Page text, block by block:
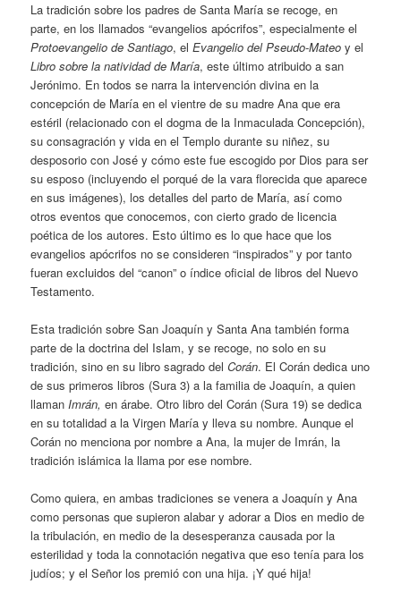
La tradición sobre los padres de Santa María se recoge, en
parte, en los llamados “evangelios apócrifos”, especialmente el
Protoevangelio de Santiago, elEvangelio del Pseudo-Mateo y el
Libro sobre la natividad de María, este último atribuido a san
Jerónimo. En todos se narra la intervención divina en la
concepción de María en el vientre de su madre Ana que era
estéril (relacionado con el dogma de la Inmaculada Concepción),
su consagración y vida en el Templo durante su niñez, su
desposorio con José y cómo este fue escogido por Dios para ser
su esposo (incluyendo el porqué de la vara florecida que aparece
en sus imágenes), los detalles del parto de María, así como
otros eventos que conocemos, con cierto grado de licencia
poética de los autores. Esto último es lo que hace que los
evangelios apócrifos no se consideren “inspirados” y por tanto
fueran excluidos del “canon” o índice oficial de libros del Nuevo
Testamento.
Esta tradición sobre San Joaquín y Santa Ana también forma
parte de la doctrina del Islam, y se recoge, no solo en su
tradición, sino en su libro sagrado delCorán. El Corán dedica uno
de sus primeros libros (Sura 3) a la familia de Joaquín, a quien
llamanImrán, en árabe. Otro libro del Corán (Sura 19) se dedica
en su totalidad a la Virgen María y lleva su nombre. Aunque el
Corán no menciona por nombre a Ana, la mujer de Imrán, la
tradición islámica la llama por ese nombre.
Como quiera, en ambas tradiciones se venera a Joaquín y Ana
como personas que supieron alabar y adorar a Dios en medio de
la tribulación, en medio de la desesperanza causada por la
esterilidad y toda la connotación negativa que eso tenía para los
judíos; y el Señor los premió con una hija. ¡Y qué hija!